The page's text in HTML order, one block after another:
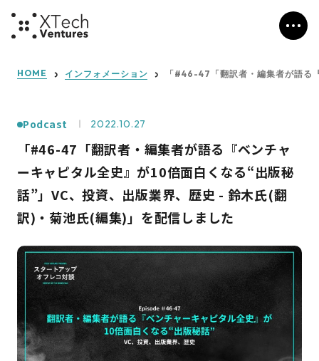
HOME インフォメーション 「#46-47「翻訳者・編集者が語る
Podcast 2022.10.27
「#46-47「翻訳者・編集者が語る『ベンチャ
ーキャピタル全史』が10倍面白くなる“出版秘
話”」VC、投資、出版業界、歴史 - 鈴木氏(翻
訳)・菊池氏(編集)」を配信しました